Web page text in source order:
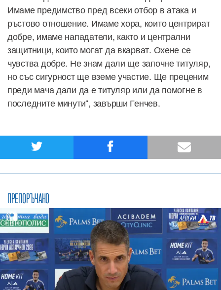
Имаме предимство пред всеки отбор в атака и
ръстово отношение. Имаме хора, които центрират
добре, имаме нападатели, както и централни
защитници, които могат да вкарват. Охене се
чувства добре. Не знам дали ще започне титуляр,
но със сигурност ще вземе участие. Ще преценим
преди мача дали да е титуляр или да помогне в
последните минути“, завърши Генчев.
ПРЕПОРЪЧАНО